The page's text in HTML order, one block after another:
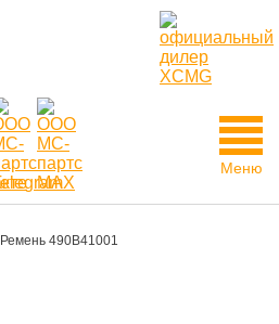
Меню
Ремень 490B41001